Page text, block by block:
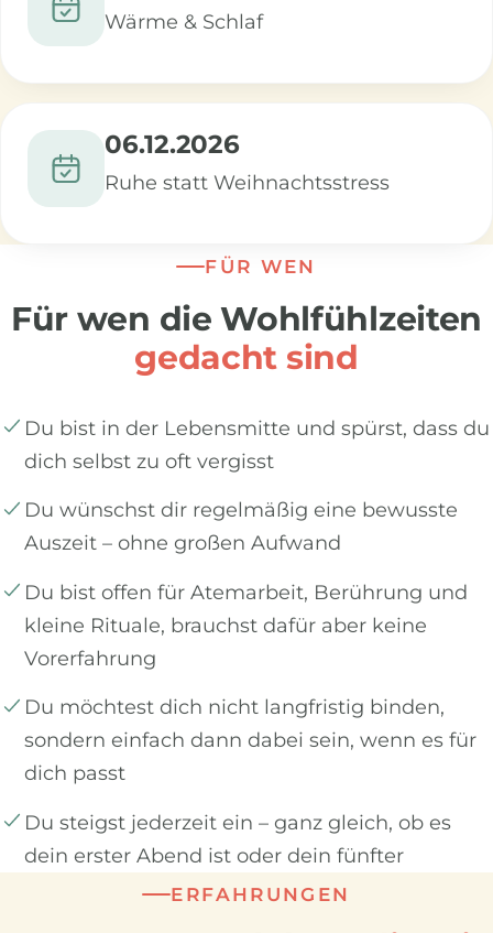
Wärme & Schlaf
06.12.2026
Ruhe statt Weihnachtsstress
FÜR WEN
Für wen die Wohlfühlzeiten
gedacht sind
Du bist in der Lebensmitte und spürst, dass du
dich selbst zu oft vergisst
Du wünschst dir regelmäßig eine bewusste
Auszeit – ohne großen Aufwand
Du bist offen für Atemarbeit, Berührung und
kleine Rituale, brauchst dafür aber keine
Vorerfahrung
Du möchtest dich nicht langfristig binden,
sondern einfach dann dabei sein, wenn es für
dich passt
Du steigst jederzeit ein – ganz gleich, ob es
dein erster Abend ist oder dein fünfter
ERFAHRUNGEN